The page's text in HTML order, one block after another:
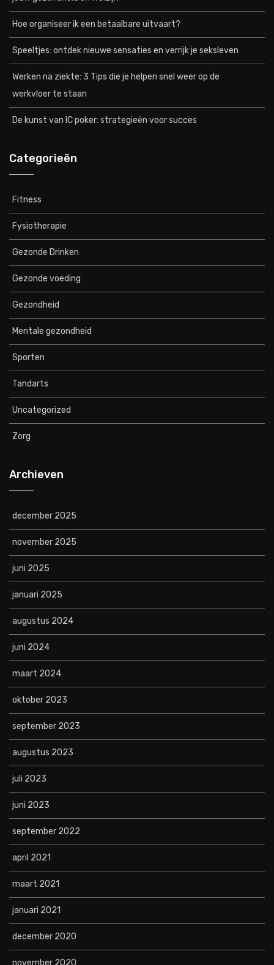
Hoe organiseer ik een betaalbare uitvaart?
Speeltjes: ontdek nieuwe sensaties en verrijk je seksleven
Werken na ziekte: 3 Tips die je helpen snel weer op de
werkvloer te staan
De kunst van IC poker: strategieën voor succes
Categorieën
Fitness
Fysiotherapie
Gezonde Drinken
Gezonde voeding
Gezondheid
Mentale gezondheid
Sporten
Tandarts
Uncategorized
Zorg
Archieven
december 2025
november 2025
juni 2025
januari 2025
augustus 2024
juni 2024
maart 2024
oktober 2023
september 2023
augustus 2023
juli 2023
juni 2023
september 2022
april 2021
maart 2021
januari 2021
december 2020